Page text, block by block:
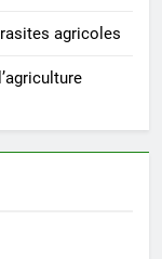
agricoles